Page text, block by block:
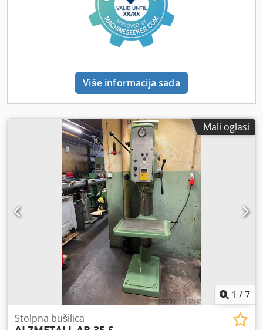
gumb za hitno isključenje na prednjoj strani - uputstvo za
Više informacija sada
Mali oglasi
1 /7
Stolpna bušilica